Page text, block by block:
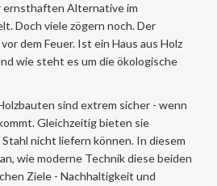
ernsthaften Alternative im
Doch viele zögern noch. Der
dem Feuer. Ist ein Haus aus Holz
wie steht es um die ökologische
sind extrem sicher - wenn
Gleichzeitig bieten sie
nicht liefern können. In diesem
wie moderne Technik diese beiden
Ziele - Nachhaltigkeit und